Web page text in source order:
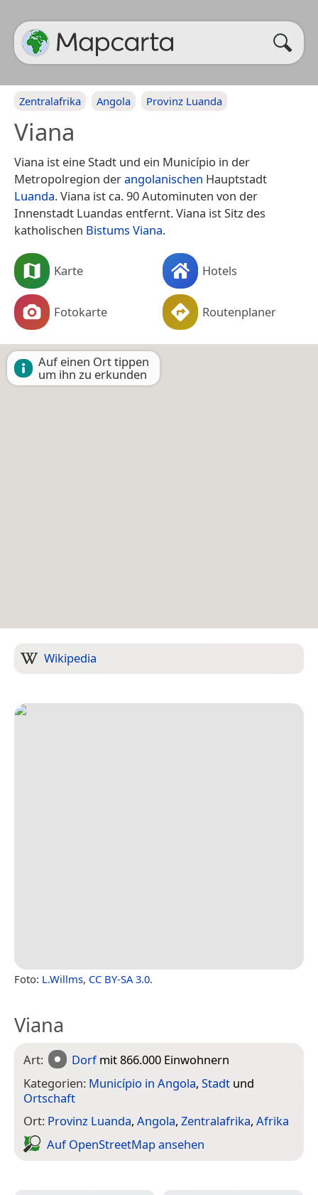
Zentralafrika Angola Provinz Luanda
Viana
Viana ist eine Stadt und ein Município in der
Metropolregion derangolanischen Hauptstadt
Luanda. Viana ist ca. 90 Autominuten von der
Innenstadt Luandas entfernt. Viana ist Sitz des
katholischen Bistums Viana.
Karte Hotels
Fotokarte Routenplaner
Auf einen Ort tippen
um ihn zu erkunden
Wikipedia
Foto: L.Willms, CC BY-SA 3.0.
Viana
Art: Dorfmit 866.000 Einwohnern
Kategorien: Município in Angola, Stadt und
Ortschaft
Ort: Provinz Luanda, Angola, Zentralafrika, Afrika
Auf Open­Street­Map ansehen